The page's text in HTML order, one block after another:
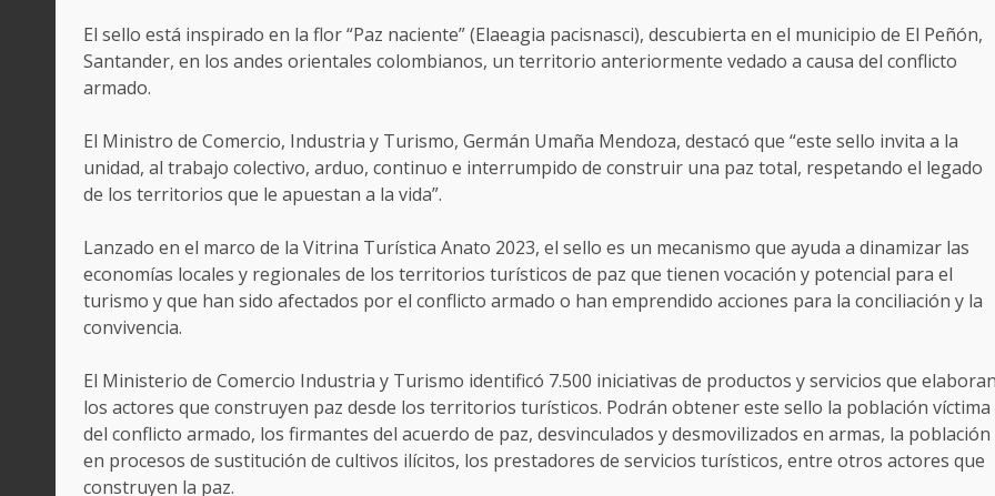
El sello está inspirado en la flor “Paz naciente” (Elaeagia pacisnasci), descubierta en el municipio de El Peñón,
Santander, en los andes orientales colombianos, un territorio anteriormente vedado a causa del conflicto
armado.
El Ministro de Comercio, Industria y Turismo, Germán Umaña Mendoza, destacó que “este sello invita a la
unidad, al trabajo colectivo, arduo, continuo e interrumpido de construir una paz total, respetando el legado
de los territorios que le apuestan a la vida”.
Lanzado en el marco de la Vitrina Turística Anato 2023, el sello es un mecanismo que ayuda a dinamizar las
economías locales y regionales de los territorios turísticos de paz que tienen vocación y potencial para el
turismo y que han sido afectados por el conflicto armado o han emprendido acciones para la conciliación y la
convivencia.
El Ministerio de Comercio Industria y Turismo identificó 7.500 iniciativas de productos y servicios que
los actores que construyen paz desde los territorios turísticos. Podrán obtener este sello la población víctima
del conflicto armado, los firmantes del acuerdo de paz, desvinculados y desmovilizados en armas, la población
en procesos de sustitución de cultivos ilícitos, los prestadores de servicios turísticos, entre otros actores que
construyen la paz.